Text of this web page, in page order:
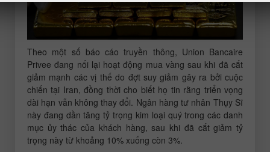
Theo một số báo cáo truyền thông, Union Bancaire
Privee đang nối lại hoạt động mua vàng sau khi đã cắt
giảm mạnh các vị thế do đợt suy giảm gây ra bởi cuộc
chiến tại Iran, đồng thời cho biết họ tin rằng triển vọng
dài hạn vẫn không thay đổi. Ngân hàng tư nhân Thụy Sĩ
này đang dần tăng tỷ trọng kim loại quý trong các danh
mục ủy thác của khách hàng, sau khi đã cắt giảm tỷ
trọng này từ khoảng 10% xuống còn 3%.